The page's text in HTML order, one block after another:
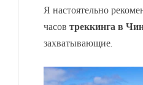
Я настоятельно
часов треккинга в
захватывающие.